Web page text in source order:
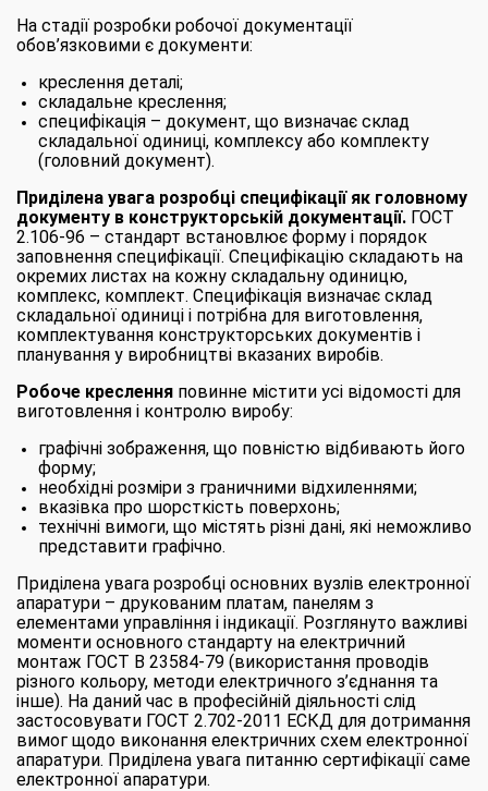
На стадії розробки робочої документації
обов’язковими є документи:
креслення деталі;
складальне креслення;
специфікація – документ, що визначає склад
складальної одиниці, комплексу або комплекту
(головний документ).
Приділена увага розробці специфікації як головному
документу в конструкторській документації. ГОСТ
2.106-96 – стандарт встановлює форму і порядок
заповнення специфікації. Специфікацію складають на
окремих листах на кожну складальну одиницю,
комплекс, комплект. Специфікація визначає склад
складальної одиниці і потрібна для виготовлення,
комплектування конструкторських документів і
планування у виробництві вказаних виробів.
Робоче креслення повинне містити усі відомості для
виготовлення і контролю виробу:
графічні зображення, що повністю відбивають його
форму;
необхідні розміри з граничними відхиленнями;
вказівка про шорсткість поверхонь;
технічні вимоги, що містять різні дані, які неможливо
представити графічно.
Приділена увага розробці основних вузлів електронної
апаратури – друкованим платам, панелям з
елементами управління і індикації. Розглянуто важливі
моменти основного стандарту на електричний
монтаж ГОСТ В 23584-79 (використання проводів
різного кольору, методи електричного з’єднання та
інше). На даний час в професійній діяльності слід
застосовувати ГОСТ 2.702-2011 ЕСКД для дотримання
вимог щодо виконання електричних схем електронної
апаратури. Приділена увага питанню сертифікації саме
електронної апаратури.